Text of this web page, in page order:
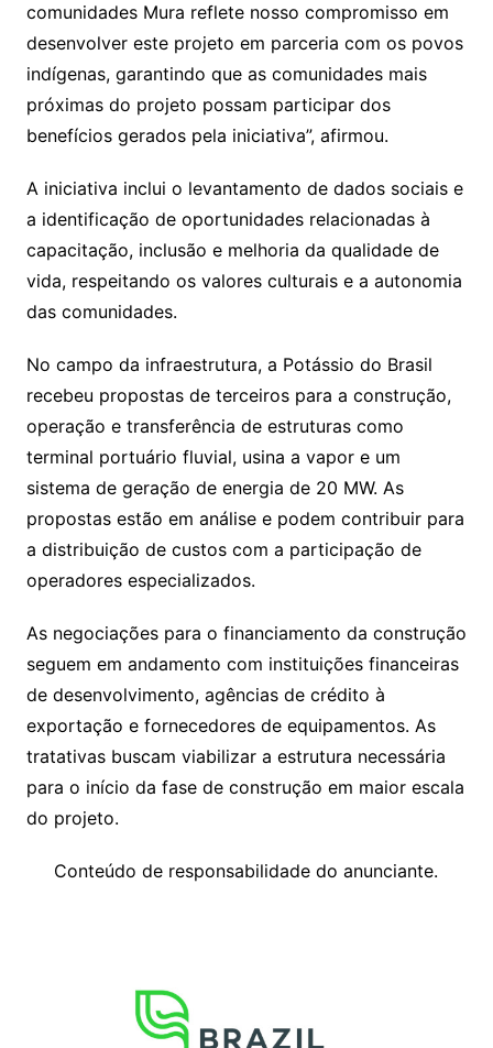
comunidades Mura reflete nosso compromisso em
desenvolver este projeto em parceria com os povos
indígenas, garantindo que as comunidades mais
próximas do projeto possam participar dos
benefícios gerados pela iniciativa”, afirmou.
A iniciativa inclui o levantamento de dados sociais e
a identificação de oportunidades relacionadas à
capacitação, inclusão e melhoria da qualidade de
vida, respeitando os valores culturais e a autonomia
das comunidades.
No campo da infraestrutura, a Potássio do Brasil
recebeu propostas de terceiros para a construção,
operação e transferência de estruturas como
terminal portuário fluvial, usina a vapor e um
sistema de geração de energia de 20 MW. As
propostas estão em análise e podem contribuir para
a distribuição de custos com a participação de
operadores especializados.
As negociações para o financiamento da construção
seguem em andamento com instituições financeiras
de desenvolvimento, agências de crédito à
exportação e fornecedores de equipamentos. As
tratativas buscam viabilizar a estrutura necessária
para o início da fase de construção em maior escala
do projeto.
Conteúdo de responsabilidade do anunciante.